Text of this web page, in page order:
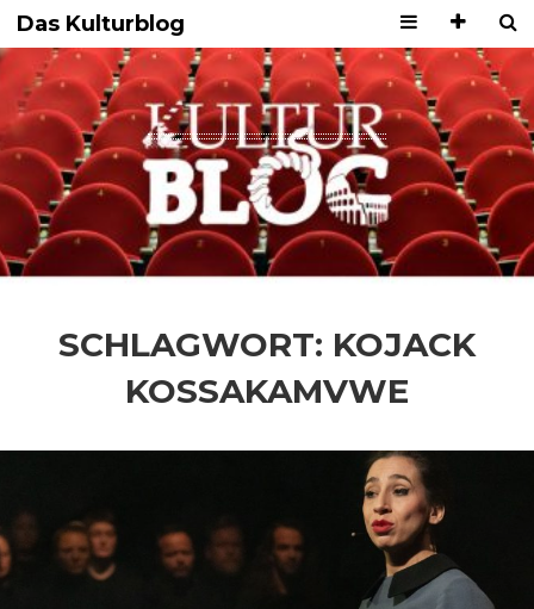
Das Kulturblog
SCHLAGWORT: KOJACK
KOSSAKAMVWE